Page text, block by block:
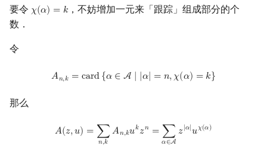
要令 𝜒(𝛼) = 𝑘
χ(α)= k
，不妨增加一元来「跟踪」组成部分的个
数．
令
𝐴𝑛,𝑘 = card{𝛼 ∈ A ∣ |𝛼| = 𝑛,𝜒(𝛼) = 𝑘}
A n,k=card{α ∈ A |α| =n ,χ α)=k}
那么
𝐴(𝑧,𝑢) = ∑
𝑛,𝑘
𝐴𝑛,𝑘𝑢𝑘𝑧𝑛 = ∑
𝛼∈A
𝑧|𝛼|𝑢𝜒(𝛼)
A(z u)=∑n,kA n,k ukzn=∑ α∈Az| α|uχ(α)